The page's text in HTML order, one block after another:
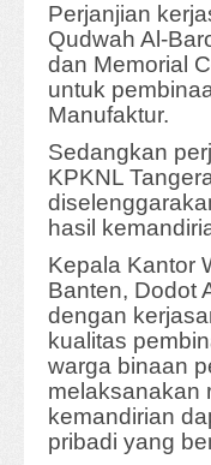
Perjanjian
Qudwah Al-
dan Memorial
untuk
Manufaktur.
Sedangkan
KPKNL
hasil
Kepala Kantor
Banten, Dodot
dengan
kualitas
warga binaan
melaksanakan
kemandirian
pribadi yang